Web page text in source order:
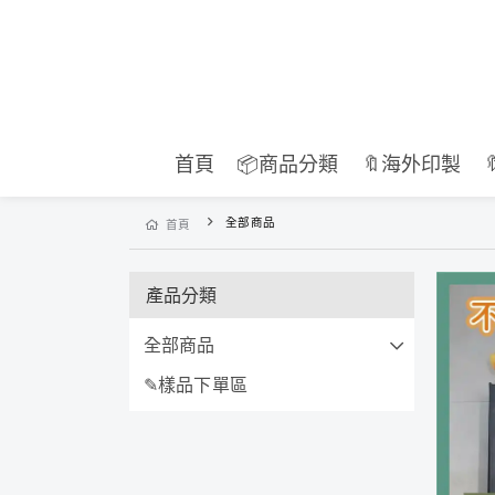
首頁 📦商品分類 🔖海外印製
首頁 全部商品
產品分類
全部商品
✎樣品下單區